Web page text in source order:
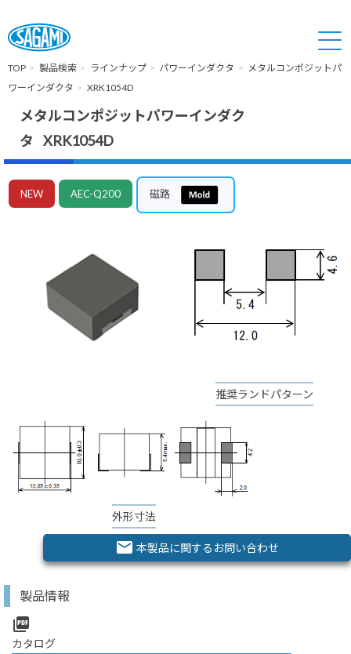
TOP 製品検索 ラインナップ パワーインダクタ
メタルコンポジットパ
ワーインダクタ
XRK1054D
メタルコンポジットパワーインダク
タ XRK1054D
NEW AEC-Q200 磁路
推奨ランドパターン
外形寸法
email 本製品に関するお問い合わせ
製品情報
picture_as_pdf
カタログ